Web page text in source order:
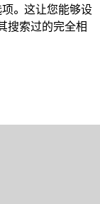
。这让您能够设
搜索过的完全相